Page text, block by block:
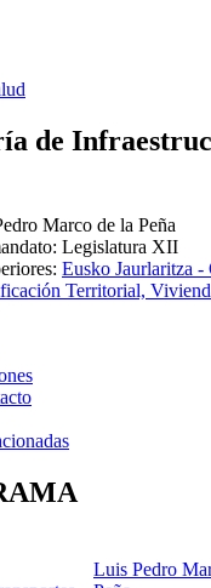
de
Marco de la Peña
: Legislatura XII
: Eusko Jaurlaritza -
Territorial,
Luis Pedro